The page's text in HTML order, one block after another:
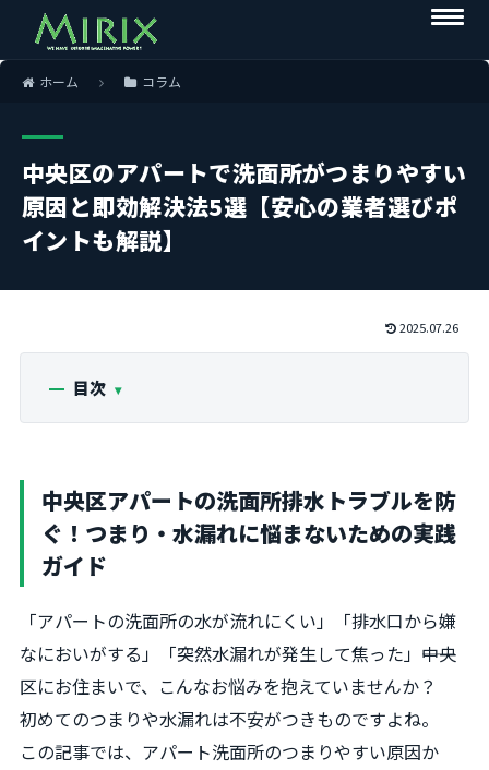
ホーム コラム
中央区のアパートで洗面所がつまりやすい
原因と即効解決法5選【安心の業者選びポ
イントも解説】
2025.07.26
目次
中央区アパートの洗面所排水トラブルを防
ぐ！つまり・水漏れに悩まないための実践
ガイド
「アパートの洗面所の水が流れにくい」「排水口から嫌
なにおいがする」「突然水漏れが発生して焦った」――中央
区にお住まいで、こんなお悩みを抱えていませんか？
初めてのつまりや水漏れは不安がつきものですよね。
この記事では、アパート洗面所のつまりやすい原因か